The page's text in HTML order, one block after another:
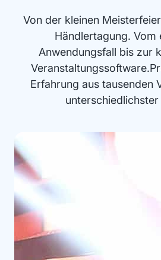
Von der kleinen
Händlertagung. Vom
Anwendungsfall bis zur
Erfahrung aus tausenden
unterschiedlichster